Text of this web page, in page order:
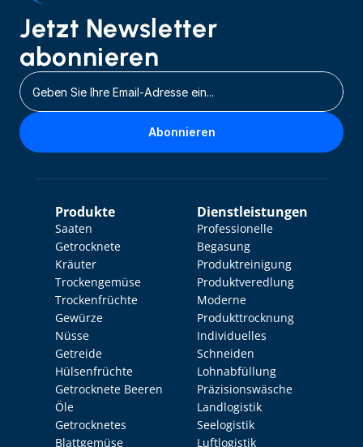
Jetzt Newsletter
abonnieren
Abonnieren
Produkte
Saaten
Getrocknete
Kräuter
Trockengemüse
Trockenfrüchte
Gewürze
Nüsse
Getreide
Hülsenfrüchte
Getrocknete Beeren
Öle
Getrocknetes
Blattgemüse
Dienstleistungen
Professionelle
Begasung
Produktreinigung
Produktveredlung
Moderne
Produkttrocknung
Individuelles
Schneiden
Lohnabfüllung
Präzisionswäsche
Landlogistik
Seelogistik
Luftlogistik